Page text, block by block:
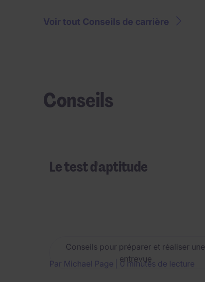
Voir tout Conseils de carrière
Conseils
Conseils pour préparer et réaliser une
entrevue
Le test d'aptitude
Par Michael Page 0 minutes de lecture